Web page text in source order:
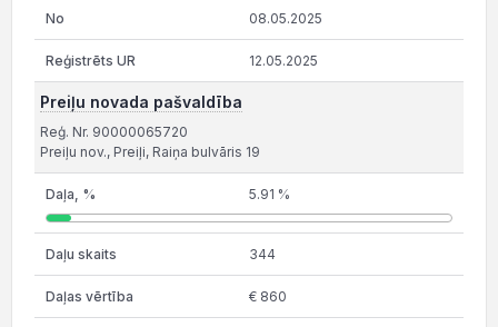
08.05.2025
12.05.2025
Preiļu novada pašvaldība
Reģ. Nr. 90000065720
Preiļu nov., Preiļi, Raiņa bulvāris 19
5.91 %
344
€ 860